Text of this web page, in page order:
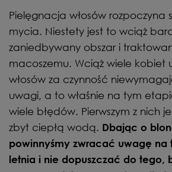
Pielęgnacja włosów rozpoczyna
mycia. Niestety jest to wciąż
zaniedbywany obszar i
macoszemu. Wciąż wiele kobiet
włosów za czynność
uwagi, a to właśnie na tym
wiele błędów. Pierwszym z nich
zbyt ciepłą wodą. Dbając o
powinnyśmy zwracać uwagę na
letnia i nie dopuszczać do tego,